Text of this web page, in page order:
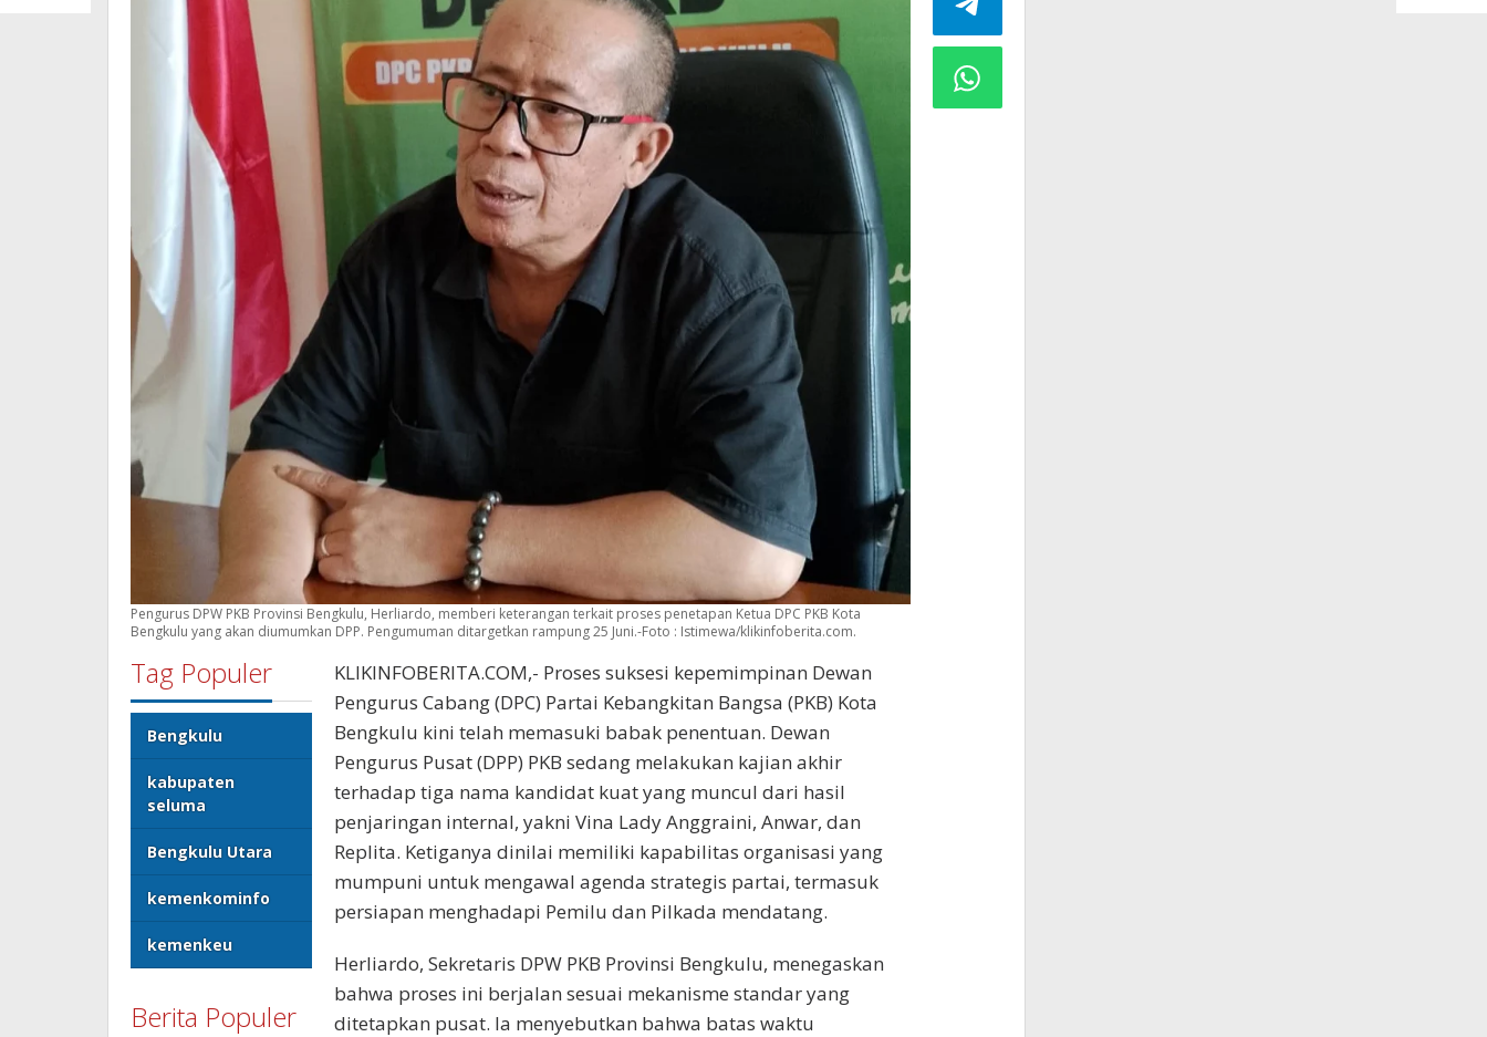
Pengurus DPW PKB Provinsi Bengkulu, Herliardo, memberi keterangan terkait proses penetapan Ketua DPC PKB Kota
Bengkulu yang akan diumumkan DPP. Pengumuman ditargetkan rampung 25 Juni.-Foto : Istimewa/klikinfoberita.com.
Tag Populer
Bengkulu
kabupaten
seluma
Bengkulu Utara
kemenkominfo
kemenkeu
Berita Populer
KLIKINFOBERITA.COM,- Proses suksesi kepemimpinan Dewan
Pengurus Cabang (DPC) Partai Kebangkitan Bangsa (PKB) Kota
Bengkulu kini telah memasuki babak penentuan. Dewan
Pengurus Pusat (DPP) PKB sedang melakukan kajian akhir
terhadap tiga nama kandidat kuat yang muncul dari hasil
penjaringan internal, yakni Vina Lady Anggraini, Anwar, dan
Replita. Ketiganya dinilai memiliki kapabilitas organisasi yang
mumpuni untuk mengawal agenda strategis partai, termasuk
persiapan menghadapi Pemilu dan Pilkada mendatang.
Herliardo, Sekretaris DPW PKB Provinsi Bengkulu, menegaskan
bahwa proses ini berjalan sesuai mekanisme standar yang
ditetapkan pusat. Ia menyebutkan bahwa batas waktu